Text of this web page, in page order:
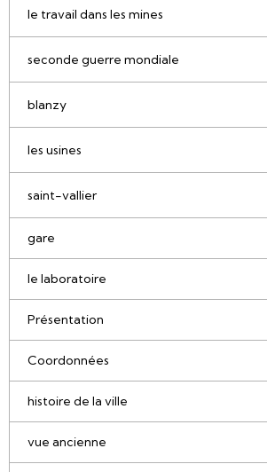
le travail dans les mines
seconde guerre mondiale
blanzy
les usines
saint-vallier
gare
le laboratoire
Présentation
Coordonnées
histoire de la ville
vue ancienne